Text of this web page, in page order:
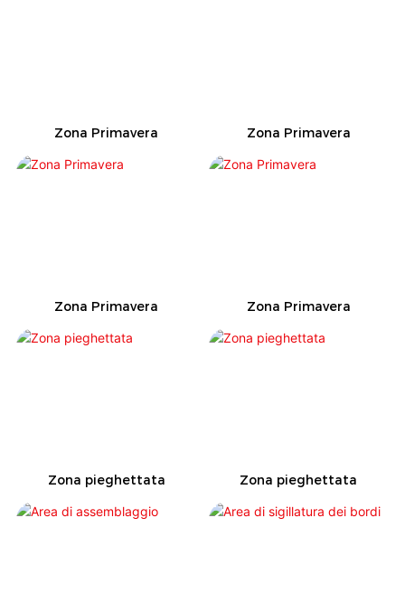
Zona Primavera Zona Primavera
Zona Primavera Zona Primavera
Zona pieghettata Zona pieghettata